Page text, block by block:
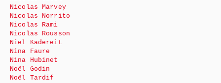
Nicolas Marvey
Nicolas Norrito
Nicolas Rami
Nicolas Rousson
Niel Kadereit
Nina Faure
Nina Hubinet
Noël Godin
Noël Tardif